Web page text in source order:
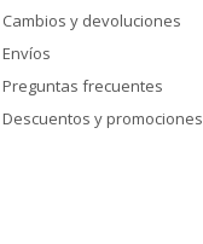
Cambios y devoluciones
Envíos
Preguntas frecuentes
Descuentos y promociones